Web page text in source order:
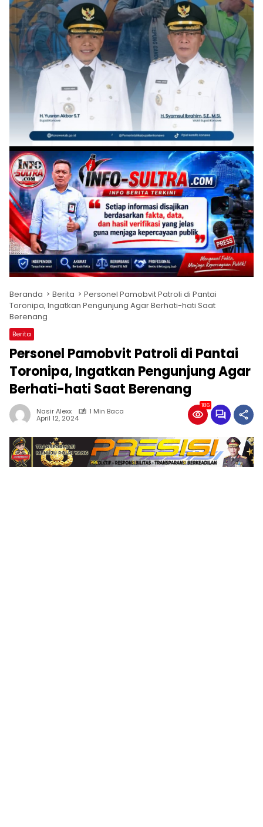
Beranda Berita
Personel Pamobvit Patroli di Pantai
Toronipa, Ingatkan Pengunjung Agar Berhati-hati Saat
Berenang
Berita
Personel Pamobvit Patroli di Pantai
Toronipa, Ingatkan Pengunjung Agar
Berhati-hati Saat Berenang
Nasir Alexx 1 Min Baca
April 12, 2024
186